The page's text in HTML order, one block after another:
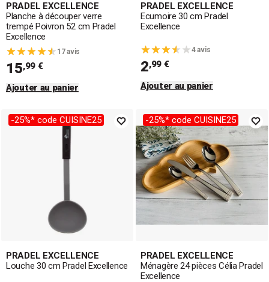
PRADEL EXCELLENCE
Planche à découper verre
trempé Poivron 52 cm Pradel
Excellence
17 avis
15,99 €
Ajouter au panier
PRADEL EXCELLENCE
Ecumoire 30 cm Pradel
Excellence
4 avis
2,99 €
Ajouter au panier
-25%* code CUISINE25
PRADEL EXCELLENCE
Louche 30 cm Pradel Excellence
-25%* code CUISINE25
PRADEL EXCELLENCE
Ménagère 24 pièces Célia Pradel
Excellence